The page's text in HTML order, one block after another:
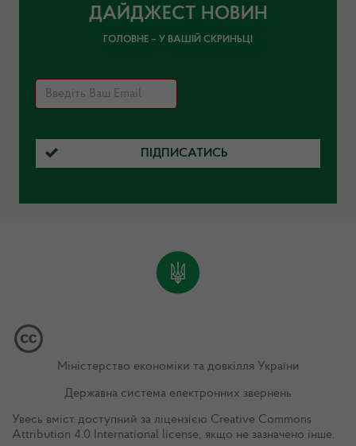
ДАЙДЖЕСТ НОВИН
ГОЛОВНЕ – У ВАШІЙ СКРИНЬЦІ
ПІДПИСАТИСЬ
Міністерство економіки та довкілля України
Державна система електронних звернень
Увесь вміст доступний за ліцензією Creative Commons
Attribution 4.0 International license, якщо не зазначено інше.